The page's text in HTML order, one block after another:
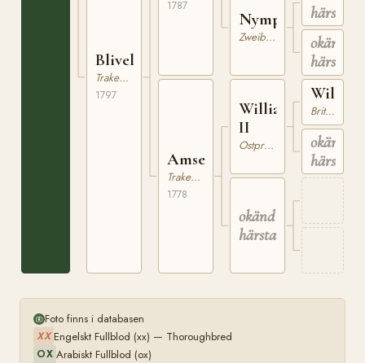
Blivel
Trakehner
1797
1787
Amsel
Trakehner
1778
Nymphe
Zweibrücker
Williams
II
Ostpreussare
okänd
härstamning
okänd
Brittiskt Varmblod
okänd
Foto finns i databasen
XX Engelskt Fullblod (xx) — Thoroughbred
OX Arabiskt Fullblod (ox)